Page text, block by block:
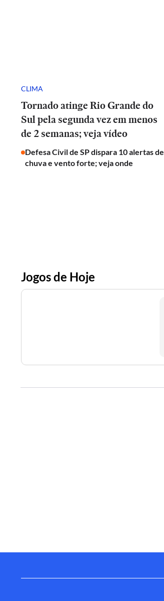
CLIMA
Tornado atinge Rio Grande do
Sul pela segunda vez em menos
de 2 semanas; veja vídeo
Defesa Civil de SP dispara 10 alertas de
chuva e vento forte; veja onde
Jogos de Hoje